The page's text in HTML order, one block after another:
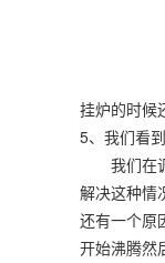
挂炉的时候
5、我们看
我们在调
解决这种情
还有一个原
开始沸腾然